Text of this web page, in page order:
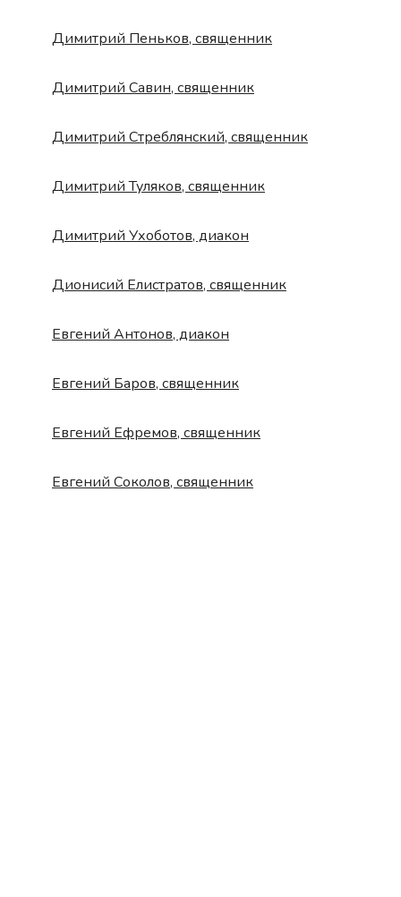
Димитрий Пеньков, священник
Димитрий Савин, священник
Димитрий Стреблянский, священник
Димитрий Туляков, священник
Димитрий Ухоботов, диакон
Дионисий Елистратов, священник
Евгений Антонов, диакон
Евгений Баров, священник
Евгений Ефремов, священник
Евгений Соколов, священник